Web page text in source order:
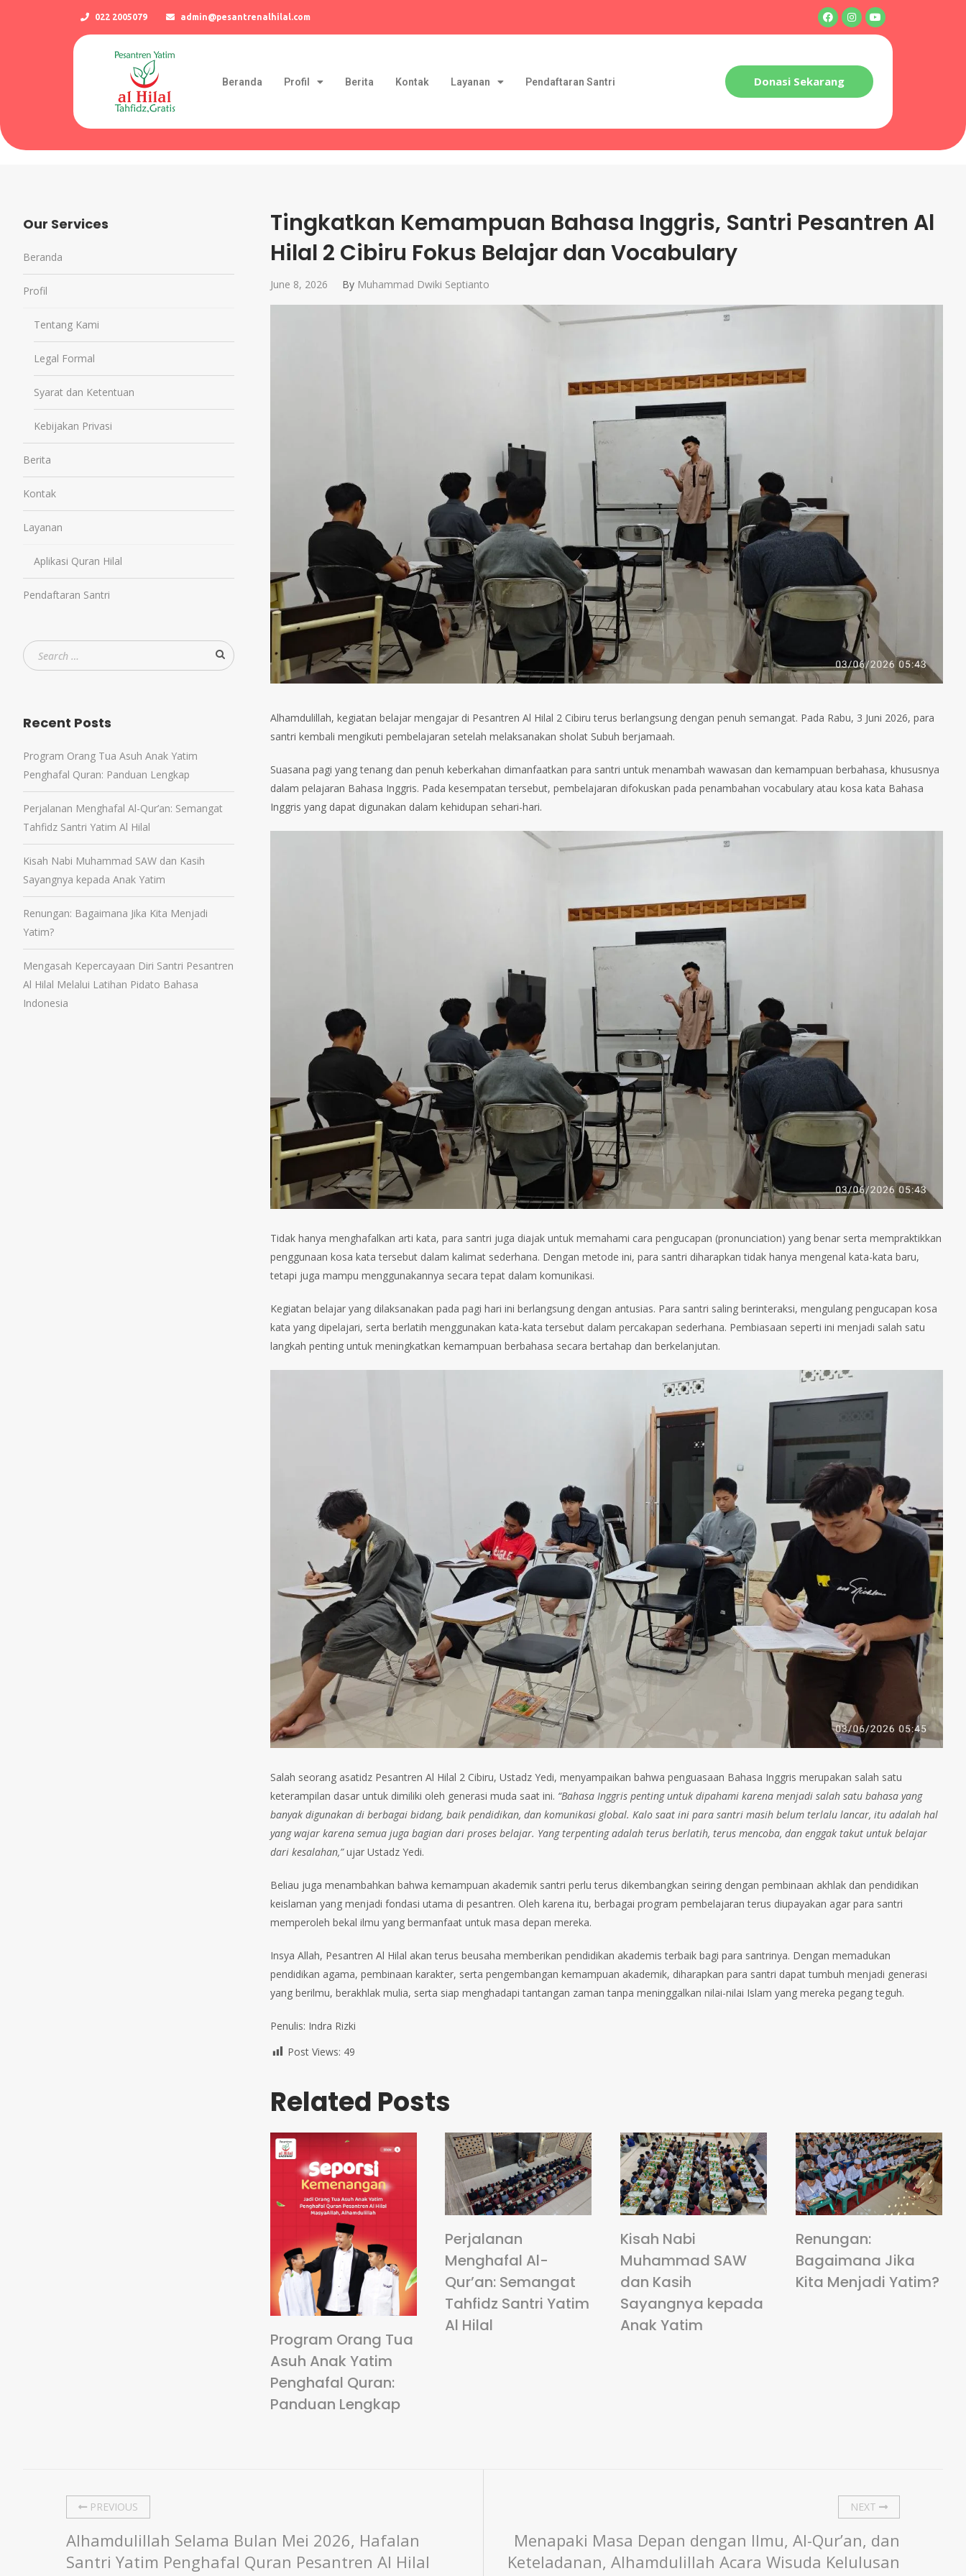
022 2005079 admin@pesantrenalhilal.com
Beranda Profil Berita Kontak Layanan Pendaftaran Santri Donasi Sekarang
Tingkatkan Kemampuan Bahasa Inggris, Santri Pesantren Al
Hilal 2 Cibiru Fokus Belajar dan Vocabulary
June 8, 2026 By Muhammad Dwiki Septianto
Alhamdulillah, kegiatan belajar mengajar di Pesantren Al Hilal 2 Cibiru terus berlangsung dengan penuh semangat. Pada Rabu, 3 Juni 2026, para
santri kembali mengikuti pembelajaran setelah melaksanakan sholat Subuh berjamaah.
Suasana pagi yang tenang dan penuh keberkahan dimanfaatkan para santri untuk menambah wawasan dan kemampuan berbahasa, khususnya
dalam pelajaran Bahasa Inggris. Pada kesempatan tersebut, pembelajaran difokuskan pada penambahan vocabulary atau kosa kata Bahasa
Inggris yang dapat digunakan dalam kehidupan sehari-hari.
Tidak hanya menghafalkan arti kata, para santri juga diajak untuk memahami cara pengucapan (pronunciation) yang benar serta mempraktikkan
penggunaan kosa kata tersebut dalam kalimat sederhana. Dengan metode ini, para santri diharapkan tidak hanya mengenal kata-kata baru,
tetapi juga mampu menggunakannya secara tepat dalam komunikasi.
Kegiatan belajar yang dilaksanakan pada pagi hari ini berlangsung dengan antusias. Para santri saling berinteraksi, mengulang pengucapan kosa
kata yang dipelajari, serta berlatih menggunakan kata-kata tersebut dalam percakapan sederhana. Pembiasaan seperti ini menjadi salah satu
langkah penting untuk meningkatkan kemampuan berbahasa secara bertahap dan berkelanjutan.
Salah seorang asatidz Pesantren Al Hilal 2 Cibiru, Ustadz Yedi, menyampaikan bahwa penguasaan Bahasa Inggris merupakan salah satu
keterampilan dasar untuk dimiliki oleh generasi muda saat ini. “Bahasa Inggris penting untuk dipahami karena menjadi salah satu bahasa yang
banyak digunakan di berbagai bidang, baik pendidikan, dan komunikasi global. Kalo saat ini para santri masih belum terlalu lancar, itu adalah hal
yang wajar karena semua juga bagian dari proses belajar. Yang terpenting adalah terus berlatih, terus mencoba, dan enggak takut untuk belajar
dari kesalahan,”ujar Ustadz Yedi.
Beliau juga menambahkan bahwa kemampuan akademik santri perlu terus dikembangkan seiring dengan pembinaan akhlak dan pendidikan
keislaman yang menjadi fondasi utama di pesantren. Oleh karena itu, berbagai program pembelajaran terus diupayakan agar para santri
memperoleh bekal ilmu yang bermanfaat untuk masa depan mereka.
Insya Allah, Pesantren Al Hilal akan terus beusaha memberikan pendidikan akademis terbaik bagi para santrinya. Dengan memadukan
pendidikan agama, pembinaan karakter, serta pengembangan kemampuan akademik, diharapkan para santri dapat tumbuh menjadi generasi
yang berilmu, berakhlak mulia, serta siap menghadapi tantangan zaman tanpa meninggalkan nilai-nilai Islam yang mereka pegang teguh.
Penulis: Indra Rizki
Post Views: 49
Related Posts
Program Orang Tua
Asuh Anak Yatim
Penghafal Quran:
Panduan Lengkap
Perjalanan
Menghafal Al-
Qur’an: Semangat
Tahfidz Santri Yatim
Al Hilal
Kisah Nabi
Muhammad SAW
dan Kasih
Sayangnya kepada
Anak Yatim
Renungan:
Bagaimana Jika
Kita Menjadi Yatim?
Our Services
Beranda
Profil
Tentang Kami
Legal Formal
Syarat dan Ketentuan
Kebijakan Privasi
Berita
Kontak
Layanan
Aplikasi Quran Hilal
Pendaftaran Santri
Recent Posts
Program Orang Tua Asuh Anak Yatim
Penghafal Quran: Panduan Lengkap
Perjalanan Menghafal Al-Qur’an: Semangat
Tahfidz Santri Yatim Al Hilal
Kisah Nabi Muhammad SAW dan Kasih
Sayangnya kepada Anak Yatim
Renungan: Bagaimana Jika Kita Menjadi
Yatim?
Mengasah Kepercayaan Diri Santri Pesantren
Al Hilal Melalui Latihan Pidato Bahasa
Indonesia
PREVIOUS
Alhamdulillah Selama Bulan Mei 2026, Hafalan
Santri Yatim Penghafal Quran Pesantren Al Hilal
NEXT
Menapaki Masa Depan dengan Ilmu, Al-Qur’an, dan
Keteladanan, Alhamdulillah Acara Wisuda Kelulusan